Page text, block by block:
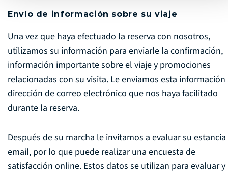
Envío de información sobre su viaje
Una vez que haya efectuado la reserva con nosotros,
utilizamos su información para enviarle la confirmación,
información importante sobre el viaje y promociones
relacionadas con su visita. Le enviamos esta información
dirección de correo electrónico que nos haya facilitado
durante la reserva.
Después de su marcha le invitamos a evaluar su
email, por lo que puede realizar una encuesta de
satisfacción online. Estos datos se utilizan para evaluar y